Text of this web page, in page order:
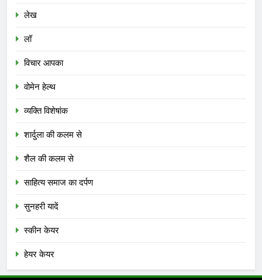
लेख
लॉ
विचार आपका
वोमेन हेल्थ
व्यक्ति विशेषांक
शार्दुला की कलम से
शैल की कलम से
साहित्य समाज का दर्पण
सुनहरी यादें
स्कीन केयर
हेयर केयर